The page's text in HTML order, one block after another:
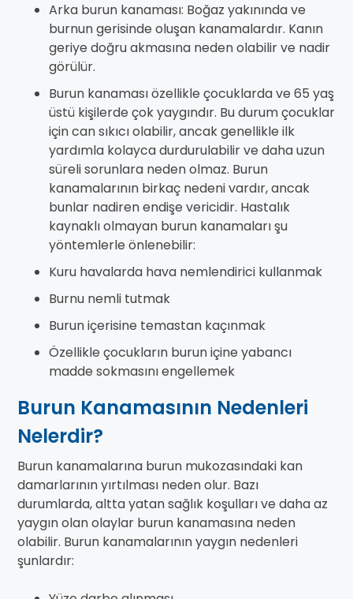
Arka burun kanaması: Boğaz yakınında ve
burnun gerisinde oluşan kanamalardır. Kanın
geriye doğru akmasına neden olabilir ve nadir
görülür.
Burun kanaması özellikle çocuklarda ve 65 yaş
üstü kişilerde çok yaygındır. Bu durum çocuklar
için can sıkıcı olabilir, ancak genellikle ilk
yardımla kolayca durdurulabilir ve daha uzun
süreli sorunlara neden olmaz. Burun
kanamalarının birkaç nedeni vardır, ancak
bunlar nadiren endişe vericidir. Hastalık
kaynaklı olmayan burun kanamaları şu
yöntemlerle önlenebilir:
Kuru havalarda hava nemlendirici kullanmak
Burnu nemli tutmak
Burun içerisine temastan kaçınmak
Özellikle çocukların burun içine yabancı
madde sokmasını engellemek
Burun Kanamasının Nedenleri
Nelerdir?
Burun kanamalarına burun mukozasındaki kan
damarlarının yırtılması neden olur. Bazı
durumlarda, altta yatan sağlık koşulları ve daha az
yaygın olan olaylar burun kanamasına neden
olabilir. Burun kanamalarının yaygın nedenleri
şunlardır: